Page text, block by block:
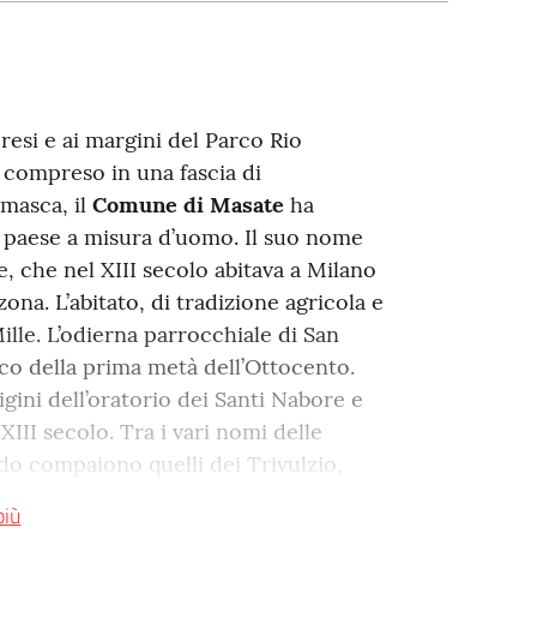
e ai margini del Parco Rio
in una fascia di
il Comune di Masate ha
a misura d’uomo. Il suo nome
che nel XIII secolo abitava a Milano
L’abitato, di tradizione agricola e
L’odierna parrocchiale di San
della prima metà dell’Ottocento.
dell’oratorio dei Santi Nabore e
secolo. Tra i vari nomi delle
compaiono quelli dei Trivulzio,